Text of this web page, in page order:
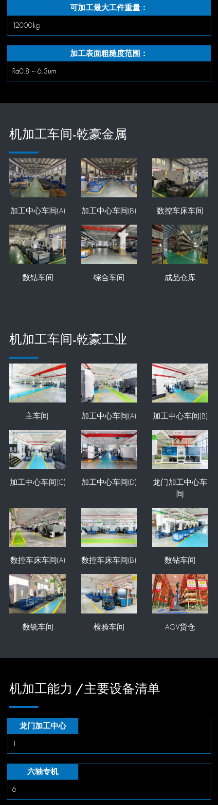
可加工最大工件重量：
12000kg
加工表面粗糙度范围：
Ra0.8 ~ 6.3um
机加工车间-乾豪金属
加工中心车间(A) 加工中心车间(B) 数控车床车间
数钻车间 综合车间 成品仓库
机加工车间-乾豪工业
主车间 加工中心车间(A) 加工中心车间(B)
加工中心车间(C) 加工中心车间(D)
龙门加工中心车
间
数控车床车间(A) 数控车床车间(B) 数钻车间
数铣车间 检验车间 AGV货仓
机加工能力 /主要设备清单
龙门加工中心
1
六轴专机
6